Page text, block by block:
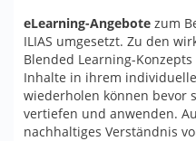
eLearning-Angebote zum
ILIAS umgesetzt. Zu den
Blended Learning-
Inhalte in ihrem
wiederholen können bevor
vertiefen und anwenden.
nachhaltiges Verständnis